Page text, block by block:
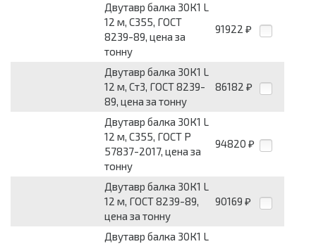
Двутавр балка 30К1 L
12 м, С355, ГОСТ
8239-89, цена за
тонну
91922 ₽
Двутавр балка 30К1 L
12 м, Ст3, ГОСТ 8239-
89, цена за тонну
86182 ₽
Двутавр балка 30К1 L
12 м, С355, ГОСТ Р
57837-2017, цена за
тонну
94820 ₽
Двутавр балка 30К1 L
12 м, ГОСТ 8239-89,
цена за тонну
90169 ₽
Двутавр балка 30К1 L